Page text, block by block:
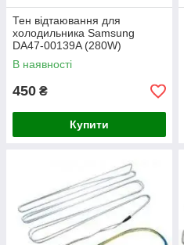
Тен відтаювання для
холодильника Samsung
DA47-00139A (280W)
В наявності
450 ₴
Купити